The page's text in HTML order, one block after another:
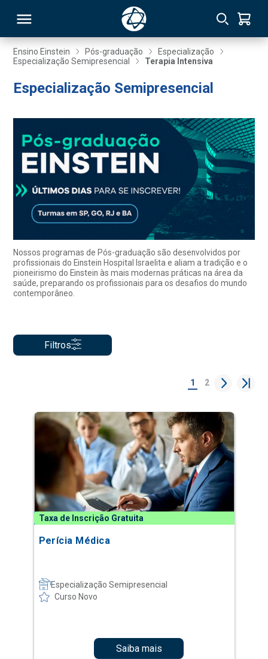
Ensino Einstein Pós-graduação
Especialização
Especialização Semipresencial
Terapia Intensiva
Especialização Semipresencial
Nossos programas de Pós-graduação são desenvolvidos por
profissionais do Einstein Hospital Israelita e aliam a tradição e o
pioneirismo do Einstein às mais modernas práticas na área da
saúde, preparando os profissionais para os desafios do mundo
contemporâneo.
Filtros
1 2
Taxa de Inscrição Gratuita
Perícia Médica
Especialização Semipresencial
Curso Novo
Saiba mais